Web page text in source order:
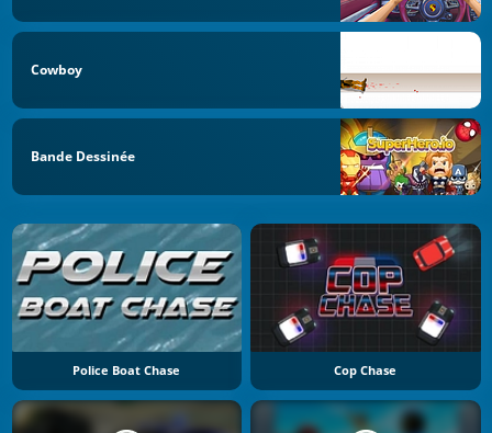
Cowboy
Bande Dessinée
Police Boat Chase Cop Chase